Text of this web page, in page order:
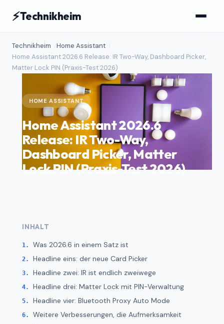
⚡Technikheim
Technikheim
Home Assistant
Home Assistant 2026.6 Release: IR Two-Way, Dashboard Picker,
Matter Lock PIN (Praxis-Test 2026)
HOME ASSISTANT
Home Assistant 2026.6
Release: IR Two-Way,
Dashboard Picker, Matter
Lock PIN (Praxis-Test 2026)
INHALT
Was 2026.6 in einem Satz ist
Headline eins: der neue Card Picker
Headline zwei: IR ist endlich zweiwege
Headline drei: Matter Lock mit PIN-Verwaltung
Headline vier: Bluetooth Proxy Auto Mode
Weitere Verbesserungen, die Aufmerksamkeit